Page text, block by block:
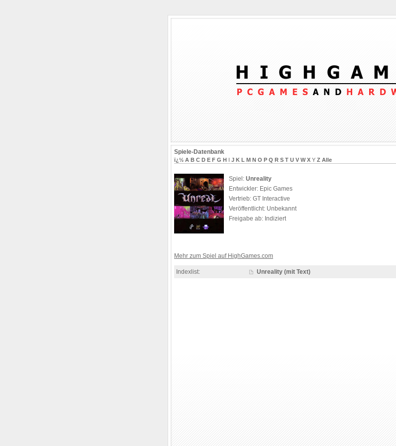
Spiele-Datenbank
ï¿½ A B C D E F G H I J K L M N O P Q R S T U V W X Y Z Alle
Spiel: Unreality
Entwickler: Epic Games
Vertrieb: GT Interactive
Veröffentlicht: Unbekannt
Freigabe ab: Indiziert
Mehr zum Spiel auf HighGames.com
Indexlist: Unreality (mit Text)